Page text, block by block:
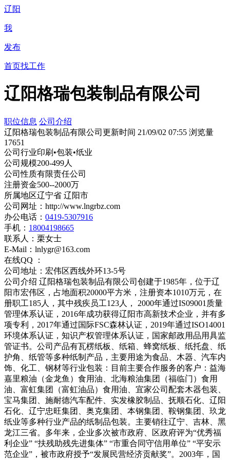
辽阳
我
发布
首页找工作
辽阳格瑞包装制品有限公司
职位信息 公司介绍
辽阳格瑞包装制品有限公司 更新时间 21/09/02 07:55 浏览量
17651
公司行业印刷•包装•纸业
公司规模200-499人
公司性质有限责任公司
注册资金500--2000万
所属地区辽宁省 辽阳市
公司网址： http://www.lngrbz.com
办公电话： 0419-5307916
手机： 18004198665
联系人： 栗女士
E-Mail： lnlygr@163.com
在线QQ ：
公司地址： 宏伟区西线外环13-5号
公司介绍 辽阳格瑞包装制品有限公司创建于1985年，位于辽
阳市宏伟区，占地面积20000平方米，注册资本1010万元，在
册职工185人，其中残疾员工123人， 2000年通过IS09001质量
管理体系认证，2016年成功获得辽阳市高新技术企业，并有多
项专利，2017年通过国际FSC森林认证，2019年通过ISO14001
环境体系认证，知识产权管理体系认证，国家邮政用品用具监
管证书。公司产品有瓦楞纸板、纸箱、蜂窝纸板、纸托盘、纸
护角、纸管等多种纸制产品，主要用途为食品、木器、汽车内
饰、化工、钢材等行业包装：目前主要合作服务的客户：益海
嘉里粮油（金龙鱼）食用油、北海粮油集团（福临门）食用
油、富虹集团（富虹油品）食用油、宜家公司配套木器包装、
宝马集团、施耐德汽车配件、实发橡胶制品、抚顺石化、辽阳
石化、辽宁忠旺集团、奥克集团、本钢集团、鞍钢集团、玖龙
纸业等多种行业产品的纸制品包装。主要销往辽宁、吉林、黑
龙江三省。多年来，企业多次被市政府、区政府评为“优秀福
利企业” “扶残助残先进集体” “市重合同守信用单位” “平安示
范企业”，被市政府授予“发展民营经济贡献奖”。2003年，国